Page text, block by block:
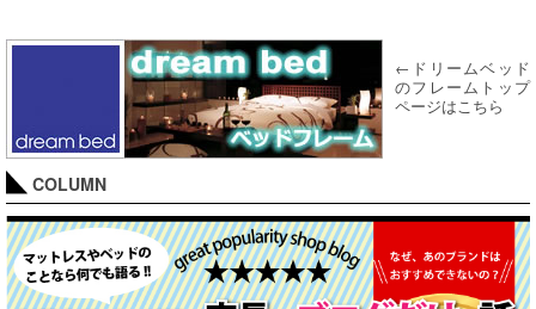
←ドリームベッド
のフレームトップ
ページはこちら
COLUMN